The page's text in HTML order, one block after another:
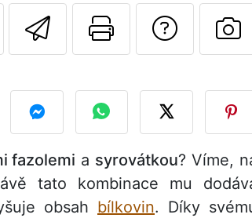
Poslat tento
fazolemi a syrovátkou? Víme,
tato kombinace mu
obsah bílkovin. Díky